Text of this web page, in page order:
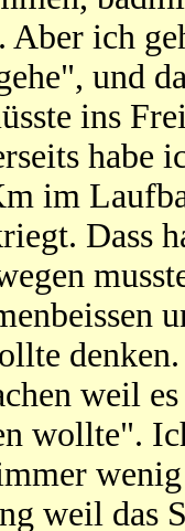
ich
und
ins
habe
im
Dass
weil
wollte".
weil das